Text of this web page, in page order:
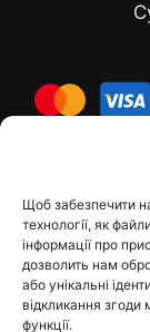
Щоб забезпечити
технології, як
інформації про
дозволить нам
або унікальні
відкликання згоди
функції.